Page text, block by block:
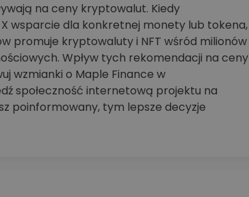
na ceny kryptowalut. Kiedy
wsparcie dla konkretnej monety lub tokena,
promuje kryptowaluty i NFT wśród milionów
Wpływ tych rekomendacji na ceny
wzmianki o Maple Finance w
społeczność internetową projektu na
poinformowany, tym lepsze decyzje